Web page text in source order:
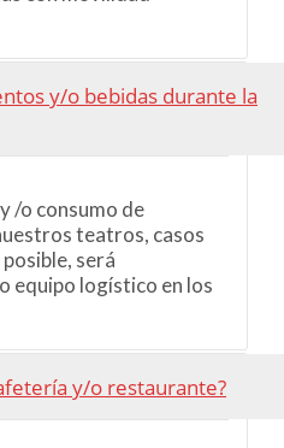
y/o bebidas durante la
/o consumo de
teatros, casos
será
equipo logístico en los
y/o restaurante?